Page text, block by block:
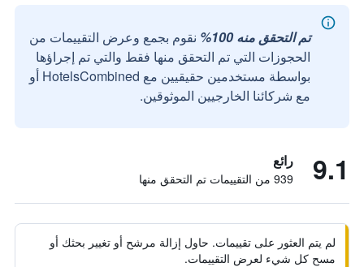
تم التحقق منه 100%
نقوم بجمع وعرض التقييمات من
الحجوزات التي تم التحقق منها فقط والتي تم إجراؤها
بواسطة مستخدمين حقيقيين مع HotelsCombined أو
مع شركائنا الخارجيين الموثوقين.
9.1 رائع
939 من التقييمات تم التحقق منها
لم يتم العثور على تقييمات. حاول إزالة مرشح أو تغيير بحثك أو
مسح كل شيء لعرض التقييمات.